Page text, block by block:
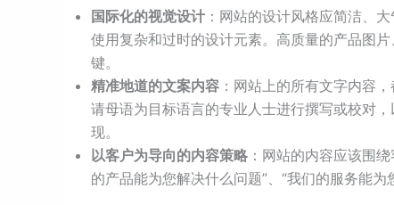
国际化的视觉设计 ：网站的设计风格应简洁、
使用复杂和过时的设计元素。高质量的产品图
键。
精准地道的文案内容 ：网站上的所有文字内容
请母语为目标语言的专业人士进行撰写或校对
现。
以客户为导向的内容策略 ：网站的内容应该围
的产品能为您解决什么问题”、“我们的服务能为